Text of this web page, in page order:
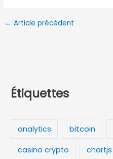
← Article précédent
Étiquettes
analytics bitcoin
casino crypto chartjs